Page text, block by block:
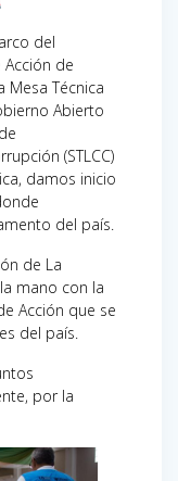
del
de
Mesa Técnica
Abierto
(STLCC)
damos inicio
del país.
de La
mano con la
Acción que se
del país.
por la